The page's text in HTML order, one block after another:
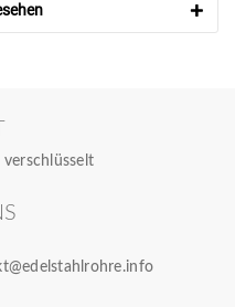
verschlüsselt